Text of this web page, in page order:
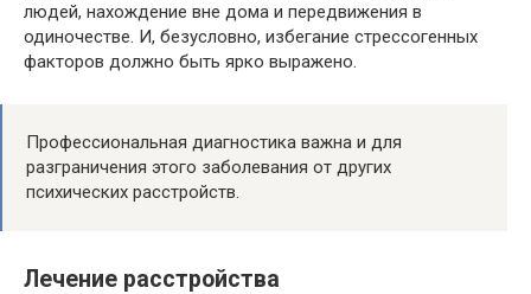
людей, нахождение вне дома и передвижения в
одиночестве. И, безусловно, избегание стрессогенных
факторов должно быть ярко выражено.
Профессиональная диагностика важна и для
разграничения этого заболевания от других
психических расстройств.
Лечение расстройства